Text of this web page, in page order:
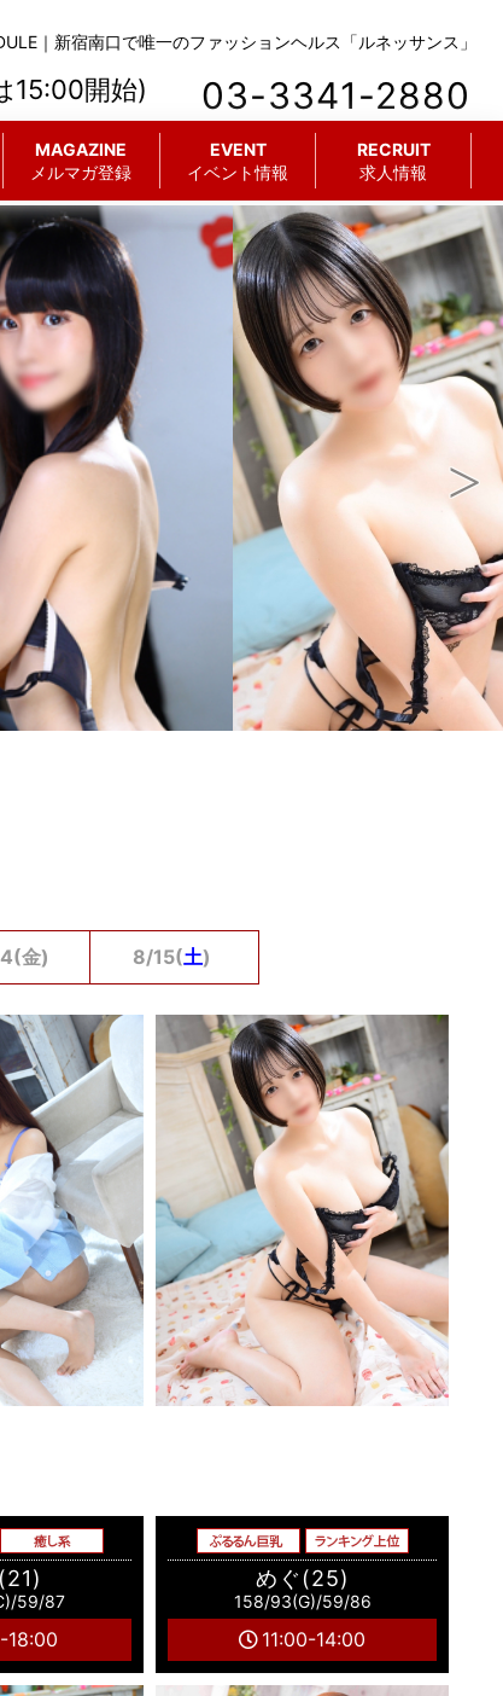
｜新宿南口で唯一のファッションヘルス「ルネッサンス」
15:00開始) 03-3341-2880
MAGAZINE
メルマガ登録
EVENT
イベント情報
RECRUIT
求人情報
金) 8/15(土)
59/87
18:00
めぐ(25)
158/93(G)/59/86
11:00-14:00